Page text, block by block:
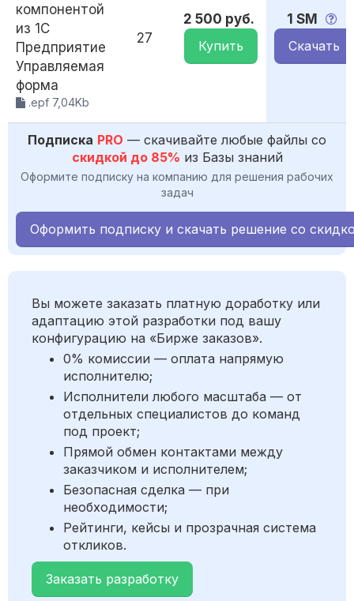
компонентой
из 1С
Предприятие
Управляемая
форма
.epf 7,04Kb
27
2 500 руб.
Купить
1 SM
Скачать
Подписка PRO — скачивайте любые файлы со
скидкой до 85% из Базы знаний
Оформите подписку на компанию для решения рабочих
задач
Оформить подписку и скачать решение со
Вы можете заказать платную доработку или
адаптацию этой разработки под вашу
конфигурацию на «Бирже заказов».
0% комиссии — оплата напрямую
исполнителю;
Исполнители любого масштаба — от
отдельных специалистов до команд
под проект;
Прямой обмен контактами между
заказчиком и исполнителем;
Безопасная сделка — при
необходимости;
Рейтинги, кейсы и прозрачная система
откликов.
Заказать разработку